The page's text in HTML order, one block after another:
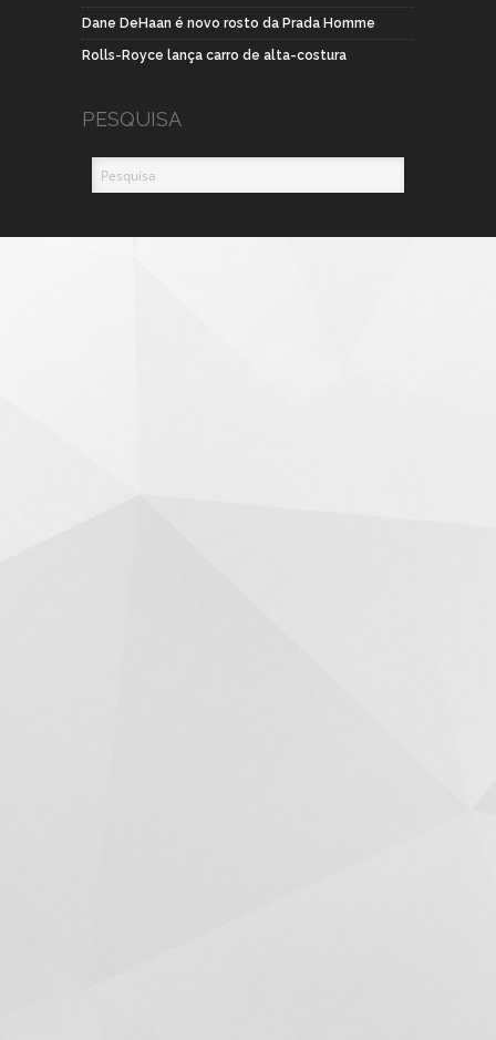
Dane DeHaan é novo rosto da Prada Homme
Rolls-Royce lança carro de alta-costura
PESQUISA